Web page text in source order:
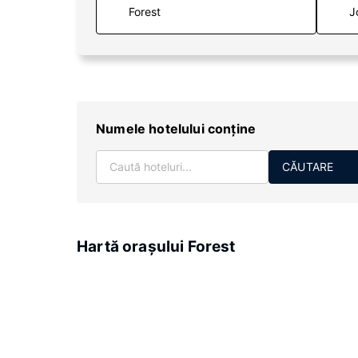
Numele hotelului conţine
CĂUTARE
Hartă oraşului Forest